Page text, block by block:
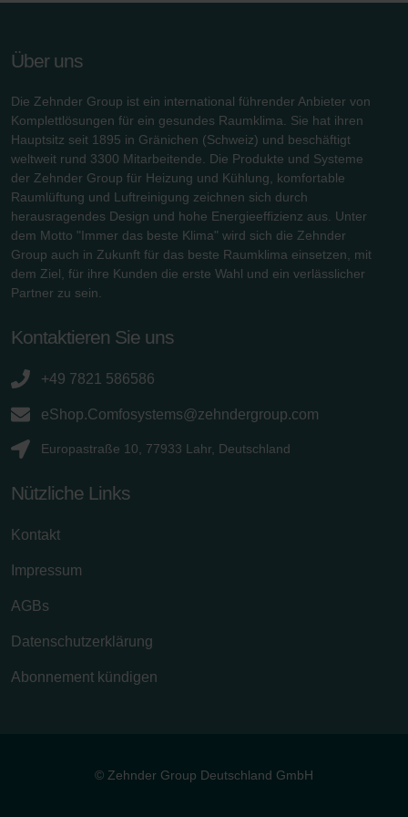
Über uns
Die Zehnder Group ist ein international führender Anbieter von
Komplettlösungen für ein gesundes Raumklima. Sie hat ihren
Hauptsitz seit 1895 in Gränichen (Schweiz) und beschäftigt
weltweit rund 3300 Mitarbeitende. Die Produkte und Systeme
der Zehnder Group für Heizung und Kühlung, komfortable
Raumlüftung und Luftreinigung zeichnen sich durch
herausragendes Design und hohe Energieeffizienz aus. Unter
dem Motto "Immer das beste Klima" wird sich die Zehnder
Group auch in Zukunft für das beste Raumklima einsetzen, mit
dem Ziel, für ihre Kunden die erste Wahl und ein verlässlicher
Partner zu sein.
Kontaktieren Sie uns
+49 7821 586586
eShop.Comfosystems@zehndergroup.com
Europastraße 10, 77933 Lahr, Deutschland
Nützliche Links
Kontakt
Impressum
AGBs
Datenschutzerklärung
Abonnement kündigen
© Zehnder Group Deutschland GmbH